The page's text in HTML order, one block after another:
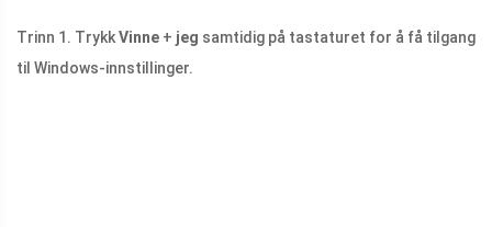
Trinn 1. TrykkVinne + jeg samtidig på tastaturet for å få tilgang
til Windows-innstillinger.